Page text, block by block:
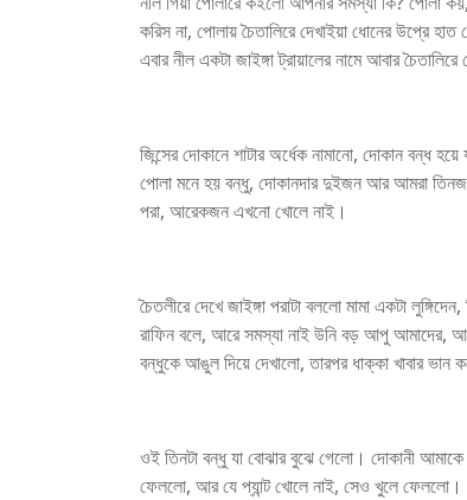
করিস না, পোলায় চৈতালিরে দেখাইয়া ধোনের উপ্রে
এবার নীল একটা জাইঙ্গা ট্রায়ালের নামে আবার
জিন্সের দোকানে শাটার অর্ধেক নামানো, দোকান বন্ধ
পোলা মনে হয় বন্ধু, দোকানদার দুইজন আর আমরা তিনজন
পরা, আরেকজন এখনো খোলে নাই।
চৈতলীরে দেখে জাইঙ্গা পরাটা বললো মামা একটা
রাফিন বলে, আরে সমস্যা নাই উনি বড় আপু আমাদের,
বন্ধুকে আঙুল দিয়ে দেখালো, তারপর ধাক্কা খাবার ভান
ওই তিনটা বন্ধু যা বোঝার বুঝে গেলো। দোকানী আমাকে
ফেললো, আর যে প্যান্ট খোলে নাই, সেও খুলে ফেললো।